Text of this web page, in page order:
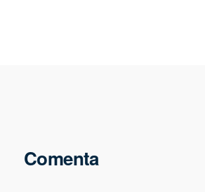
Comenta